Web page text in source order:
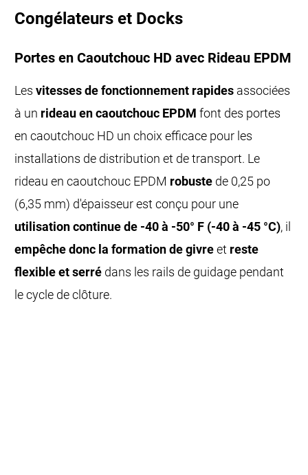
Congélateurs et Docks
Portes en Caoutchouc HD avec Rideau EPDM
Lesvitesses de fonctionnement rapides associées
à un rideau en caoutchouc EPDM font des portes
en caoutchouc HD un choix efficace pour les
installations de distribution et de transport. Le
rideau en caoutchouc EPDM robuste de 0,25 po
(6,35 mm) d'épaisseur est conçu pour une
utilisation continue de -40 à -50° F (-40 à -45 °C), il
empêche donc la formation de givreet reste
flexible et serré dans les rails de guidage pendant
le cycle de clôture.